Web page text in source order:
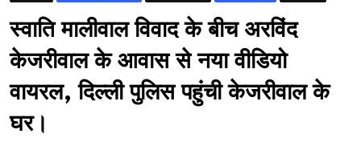
स्वाति मालीवाल विवाद के बीच अरविंद
केजरीवाल के आवास से नया वीडियो
वायरल, दिल्ली पुलिस पहुंची केजरीवाल के
घर।